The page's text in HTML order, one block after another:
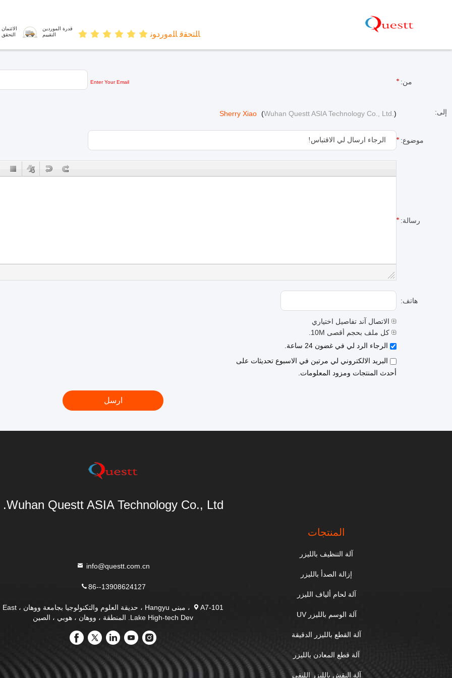
ﺎﻠﺘﺤﻘﻗ ﺎﻠﻣﻭﺭﺩﻮﻧ
الائتمان
التحقق
قدرة الموردين
التقييم
من: Enter Your Email
إلى: Sherry Xiao (Wuhan Questt ASIA Technology Co., Ltd. )
موضوع:
رسالة:
هاتف:
الاتصال آند تفاصيل اختياري
كل ملف بحجم أقصى 10M.
الرجاء الرد لي في غضون 24 ساعة.
البريد الالكتروني لي مرتين في الاسبوع تحديثات على
أحدث المنتجات ومزود المعلومات.
Wuhan Questt ASIA Technology Co., Ltd.
المنتجات
آلة التنظيف بالليزر
إزالة الصدأ بالليزر
آلة لحام ألياف الليزر
آلة الوسم بالليزر UV
آلة القطع بالليزر الدقيقة
آلة قطع المعادن بالليزر
آلة النقش بالليزر الليفي
info@questt.com.cn
86--13908624127
A7-101 ، مبنى Hangyu ، حديقة العلوم والتكنولوجيا بجامعة ووهان ، East
Lake High-tech Dev. المنطقة ، ووهان ، هوبي ، الصين